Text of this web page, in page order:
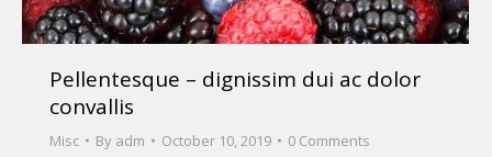
Pellentesque – dignissim dui ac dolor
convallis
Misc By adm October 10, 2019 0 Comments